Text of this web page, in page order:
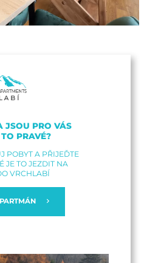
JSOU PRO VÁS
PRAVÉ?
POBYT A PŘIJEĎTE
JE TO JEZDIT NA
VRCHLABÍ